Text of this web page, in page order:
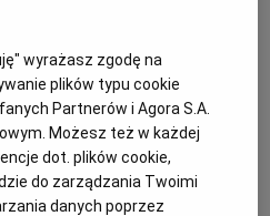
groszkiem i
wyrażasz zgodę na
plików typu cookie
Partnerów i Agora S.A.
Możesz też w każdej
dot. plików cookie,
do zarządzania Twoimi
danych poprzez